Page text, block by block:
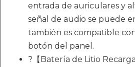
entrada de auriculares y
señal de audio se puede
también es compatible
botón del panel.
?【Batería de Litio